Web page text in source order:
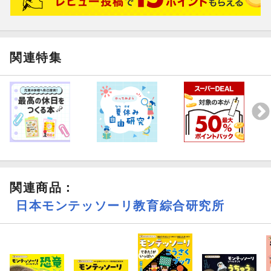
5 おはじき
6 数字カード
＜「数」の興味を広げる身近なテーマ・楽しい問題＞
・絵探しやめいろ
・たしざん・ひきざんに通じる問題
・10より大きい数、100より大きい数
・助数詞（〜こ／〜ひき など）や世界の数字
的な思考力も身につきます！
関連特集
関連商品 ：
日本モンテッソーリ教育綜合研究所